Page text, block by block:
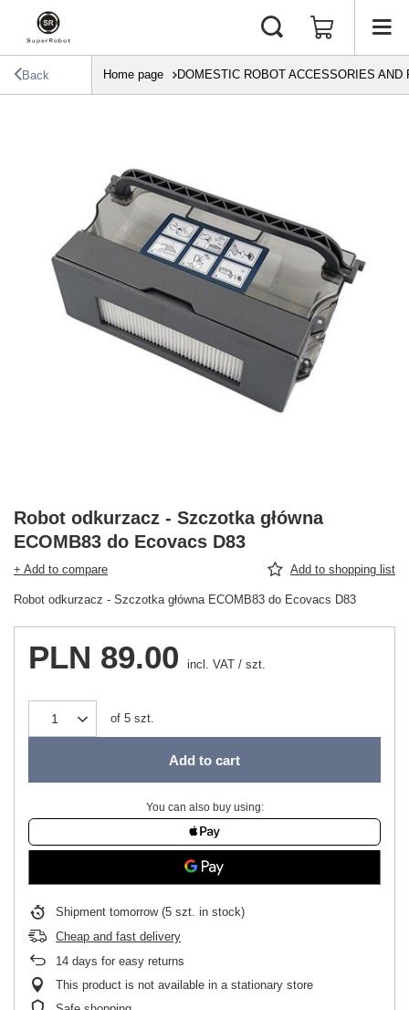
Back Home page DOMESTIC ROBOT ACCESSORIES AND
Robot odkurzacz - Szczotka główna
ECOMB83 do Ecovacs D83
+ Add to compare Add to shopping list
Robot odkurzacz - Szczotka główna ECOMB83 do Ecovacs D83
PLN 89.00 incl. VAT / szt.
of 5 szt.
Add to cart
You can also buy using:
Shipment tomorrow (5 szt. in stock)
Cheap and fast delivery
14 days for easy returns
This product is not available in a stationary store